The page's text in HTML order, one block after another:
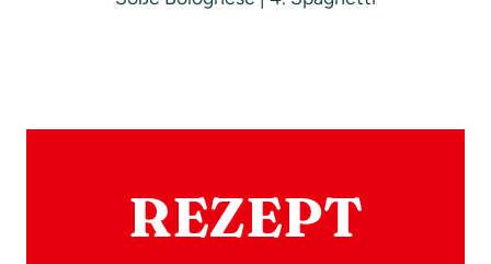
REZEPT